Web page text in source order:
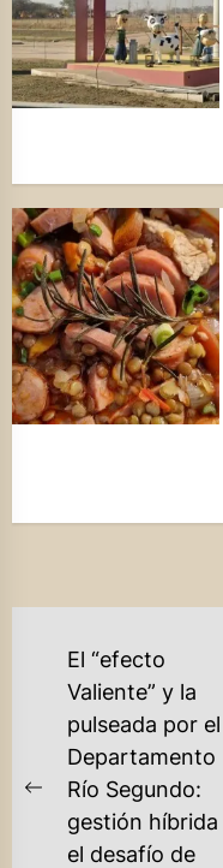
NAVEGACIÓN
ENTRADAS
Previous
post:
El “efecto
Valiente” y la
pulseada por el
Departamento
Río Segundo:
gestión híbrida
el desafío de